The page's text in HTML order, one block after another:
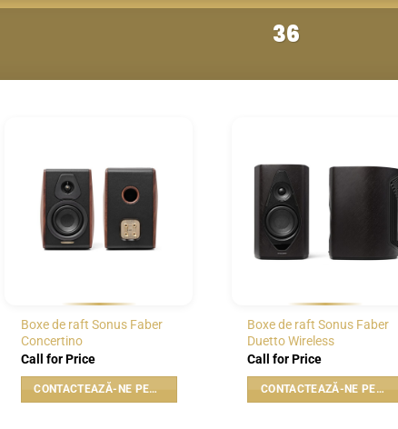
36
WISHLIST
Boxe de raft Sonus Faber
Concertino
Call for Price
CONTACTEAZĂ-NE PENTRU PREȚ
WISHLIST
Boxe de raft Sonus Faber
Duetto Wireless
Call for Price
CONTACTEAZĂ-NE PENTRU PREȚ